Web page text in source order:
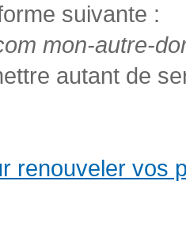
suivante :
mon-autre-
autant de
renouveler vos